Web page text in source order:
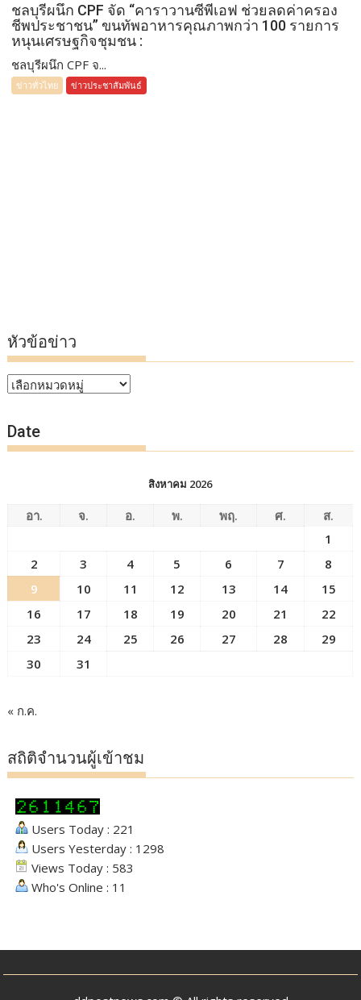
ชลบุรีผนึก CPF จัด “คาราวานซีพีเอฟ ช่วยลดค่าครอง
ชีพประชาชน” ขนทัพอาหารคุณภาพกว่า 100 รายการ
หนุนเศรษฐกิจชุมชน :
ชลบุรีผนึก CPF จ...
ข่าวทั่วไทย ข่าวประชาสัมพันธ์
หัวข้อข่าว
หัวข้อ
Date
สิงหาคม 2026
อา. จ. อ. พ. พฤ. ศ.
ส.
1
2
3 4 5 6 7
8
9
10 11 12 13 14
15
16
17 18 19 20 21
22
23
24 25 26 27 28
29
30
31
« ก.ค.
สถิติจำนวนผู้เข้าชม
Users Today : 221
Users Yesterday : 1298
Views Today : 583
Who's Online : 11